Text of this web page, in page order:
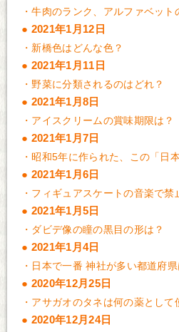
・牛肉のランク、アルファベット
2021年1月12日
・ 新橋色はどんな色？
2021年1月11日
・ 野菜に分類されるのはどれ？
2021年1月8日
・ アイスクリームの賞味期限は？
2021年1月7日
・ 昭和5年に作られた、この「日
2021年1月6日
・ フィギュアスケートの音楽で禁
2021年1月5日
・ ダビデ像の瞳の黒目の形は？
2021年1月4日
・ 日本で一番 神社が多い都道府県
2020年12月25日
・ アサガオのタネは何の薬として
2020年12月24日